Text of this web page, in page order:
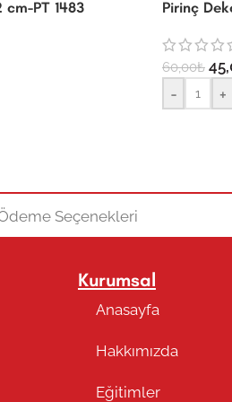
cm-PT 1483 Pirinç
60,00₺
-
+
Kurumsal
Anasayfa
Hakkımızda
Eğitimler